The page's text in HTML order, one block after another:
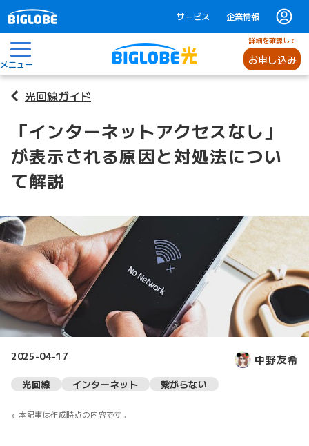
サービス 企業情報
メニュー
詳細を確認して
お申し込み
光回線ガイド
「インターネットアクセスなし」
が表示される原因と対処法につい
て解説
2025-04-17 中野友希
光回線 インターネット 繋がらない
本記事は作成時点の内容です。